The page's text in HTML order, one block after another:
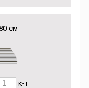
см
к-т